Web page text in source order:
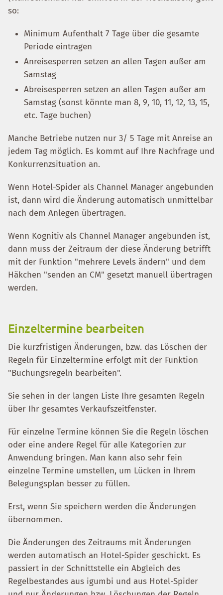
so:
Minimum Aufenthalt 7 Tage über die gesamte
Periode eintragen
Anreisesperren setzen an allen Tagen außer am
Samstag
Abreisesperren setzen an allen Tagen außer am
Samstag (sonst könnte man 8, 9, 10, 11, 12, 13, 15,
etc. Tage buchen)
Manche Betriebe nutzen nur 3/ 5 Tage mit Anreise an
jedem Tag möglich. Es kommt auf Ihre Nachfrage und
Konkurrenzsituation an.
Wenn Hotel-Spider als Channel Manager angebunden
ist, dann wird die Änderung automatisch unmittelbar
nach dem Anlegen übertragen.
Wenn Kognitiv als Channel Manager angebunden ist,
dann muss der Zeitraum der diese Änderung betrifft
mit der Funktion "mehrere Levels ändern" und dem
Häkchen "senden an CM" gesetzt manuell übertragen
werden.
Einzeltermine bearbeiten
Die kurzfristigen Änderungen, bzw. das Löschen der
Regeln für Einzeltermine erfolgt mit der Funktion
"Buchungsregeln bearbeiten".
Sie sehen in der langen Liste Ihre gesamten Regeln
über Ihr gesamtes Verkaufszeitfenster.
Für einzelne Termine können Sie die Regeln löschen
oder eine andere Regel für alle Kategorien zur
Anwendung bringen. Man kann also sehr fein
einzelne Termine umstellen, um Lücken in Ihrem
Belegungsplan besser zu füllen.
Erst, wenn Sie speichern werden die Änderungen
übernommen.
Die Änderungen des Zeitraums mit Änderungen
werden automatisch an Hotel-Spider geschickt. Es
passiert in der Schnittstelle ein Abgleich des
Regelbestandes aus igumbi und aus Hotel-Spider